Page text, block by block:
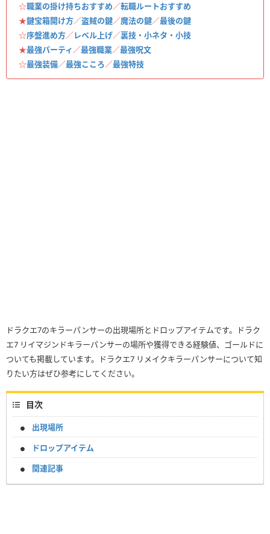
☆職業の掛け持ちおすすめ／転職ルートおすすめ
★鍵宝箱開け方／盗賊の鍵／魔法の鍵／最後の鍵
☆序盤進め方／レベル上げ／裏技・小ネタ・小技
★最強パーティ／最強職業／最強呪文
☆最強装備／最強こころ／最強特技
ドラクエ7のキラーパンサーの出現場所とドロップアイテムです。ドラク
エ7 リイマジンドキラーパンサーの場所や獲得できる経験値、ゴールドに
ついても掲載しています。ドラクエ7 リメイクキラーパンサーについて知
りたい方はぜひ参考にしてください。
目次
出現場所
ドロップアイテム
関連記事